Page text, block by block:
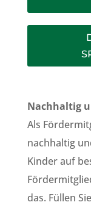
Nachhaltig
Als
nachhaltig
Kinder auf
das. Füllen